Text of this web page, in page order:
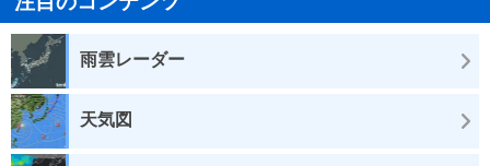
雨雲レーダー
天気図